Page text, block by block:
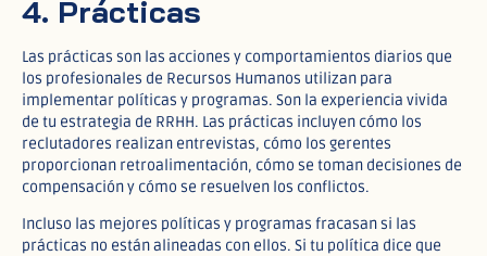
4. Prácticas
Las prácticas son las acciones y comportamientos diarios que
los profesionales de Recursos Humanos utilizan para
implementar políticas y programas. Son la experiencia vivida
de tu estrategia de RRHH. Las prácticas incluyen cómo los
reclutadores realizan entrevistas, cómo los gerentes
proporcionan retroalimentación, cómo se toman decisiones de
compensación y cómo se resuelven los conflictos.
Incluso las mejores políticas y programas fracasan si las
prácticas no están alineadas con ellos. Si tu política dice que